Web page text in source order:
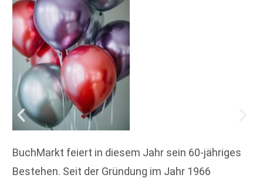
BuchMarkt feiert in diesem Jahr sein 60-jähriges
Bestehen. Seit der Gründung im Jahr 1966